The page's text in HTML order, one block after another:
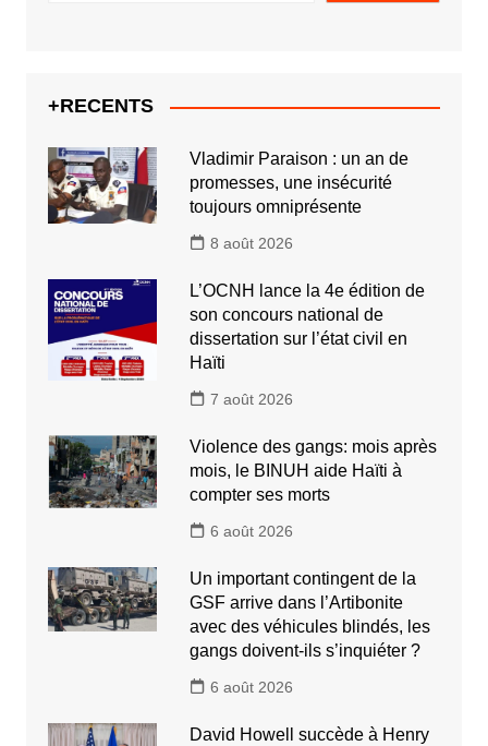
+RECENTS
Vladimir Paraison : un an de
promesses, une insécurité
toujours omniprésente
8 août 2026
L’OCNH lance la 4e édition de
son concours national de
dissertation sur l’état civil en
Haïti
7 août 2026
Violence des gangs: mois après
mois, le BINUH aide Haïti à
compter ses morts
6 août 2026
Un important contingent de la
GSF arrive dans l’Artibonite
avec des véhicules blindés, les
gangs doivent-ils s’inquiéter ?
6 août 2026
David Howell succède à Henry